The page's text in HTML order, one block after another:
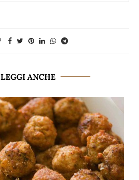
LEGGI ANCHE